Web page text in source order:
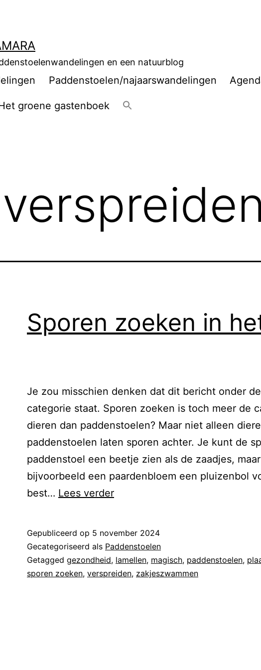
en een natuurblog
Paddenstoelen/najaarswandelingen
groene gastenboek
verspreiden
Sporen zoeken in
Je zou misschien denken dat dit bericht onder
categorie staat. Sporen zoeken is toch meer de
dieren dan paddenstoelen? Maar niet alleen
paddenstoelen laten sporen achter. Je kunt de
paddenstoel een beetje zien als de zaadjes,
bijvoorbeeld een paardenbloem een pluizenbol
best… Lees verder
Gepubliceerd op 5 november 2024
Gecategoriseerd als Paddenstoelen
Getagged gezondheid, lamellen, magisch, paddenstoelen,
sporen zoeken, verspreiden, zakjeszwammen